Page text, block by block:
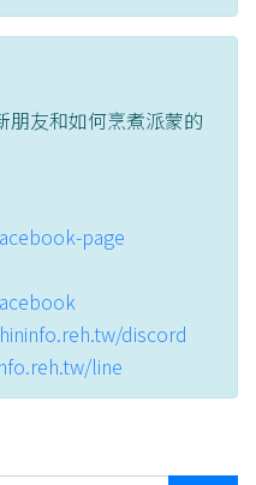
朋友和如何烹煮派蒙的
page
discord
line